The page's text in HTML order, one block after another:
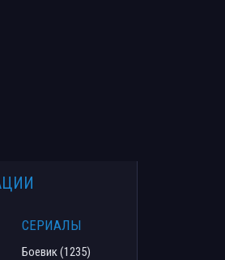
СЕРИАЛЫ
Боевик (1235)